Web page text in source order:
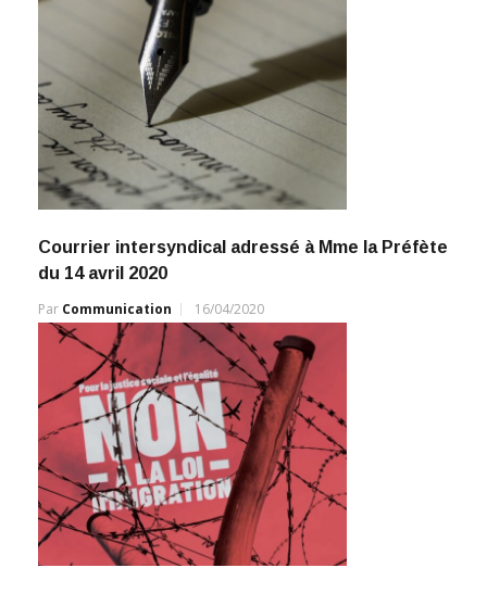
Courrier intersyndical adressé à Mme la Préfète
du 14 avril 2020
Par Communication 16/04/2020